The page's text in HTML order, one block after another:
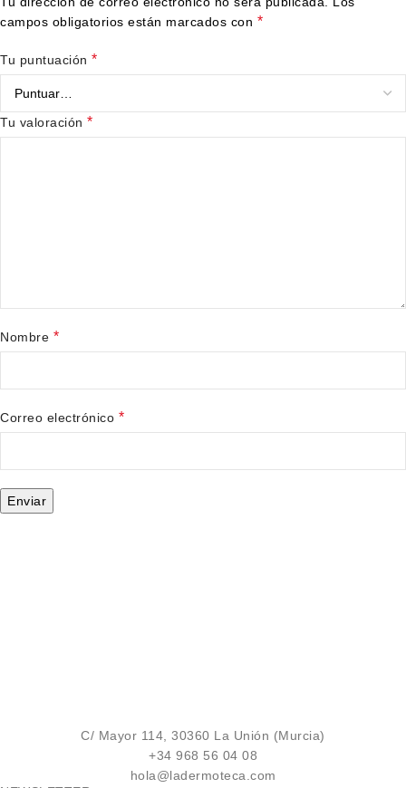
campos obligatorios están marcados con *
Tu puntuación *
Tu valoración *
Nombre *
Correo electrónico *
C/ Mayor 114, 30360 La Unión (Murcia)
+34 968 56 04 08
hola@ladermoteca.com